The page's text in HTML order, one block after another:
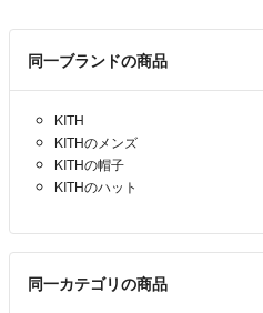
同一ブランドの商品
KITH
KITHのメンズ
KITHの帽子
KITHのハット
同一カテゴリの商品